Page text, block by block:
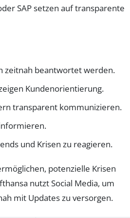
SAP setzen auf transparente
zeitnah beantwortet werden.
Kundenorientierung.
transparent kommunizieren.
und Krisen zu reagieren.
potenzielle Krisen
nutzt Social Media, um
mit Updates zu versorgen.